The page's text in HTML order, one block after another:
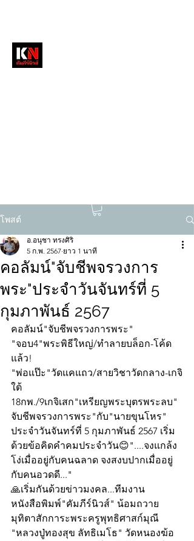
โพสต์
คอลัมน์"จับชีพจรวงการ
พระ"ประจำวันจันทร์ที่ 5
กุมภาพันธ์ 2567
อ.อนุชา ทรงศิริ
5 ก.พ. 2567 ยาว 1 นาที
คอลัมน์"จับชีพจรวงการพระ"
"จอบ4"พระพิธีใหญ่/ทำลายบล็อก-โค้ด
แล้ว!
"พ่อแป๊ะ"วัดแคแถว/สายวิชาวัดกลาง-เกจิ
ใต้
18กพ./9เกจิเสก"เหรียญพระบุตรพระลบ"
จับชีพจรวงการพระ"กับ"นายขุนโหร"
ประจำวันจันทร์ที่ 5 กุมภาพันธ์ 2567 เริ่ม
ด้วยข้อคิดคำคมประจำวัน😊"....จงแกล้ง
โง่เมื่ออยู่กับคนฉลาด จงสงบปากเมื่ออยู่
กับคนอวดดี..."
🙏เริ่มกันด้วยข่าวมงคล...ทีมงาน
หนังสือพิมพ์"คัมภีร์นิวส์" น้อมถวาย
มุทิตาสักการะพระครูพุทธิศาสก์มุณี
"หลวงปู่ทองสุข ลัทธิเมโธ" วัดหนองฆ้อ